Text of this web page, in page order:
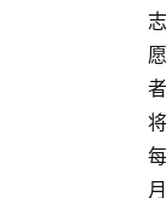
志
愿
者
将
每
月